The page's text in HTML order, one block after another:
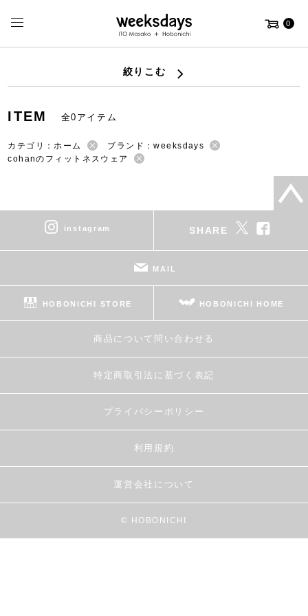
0
絞りこむ
ITEM 全0アイテム
カテゴリ：ホーム
ブランド：weeksdays
cohanのフィットネスウェア
instagram SHARE
MAIL
HOBONICHI STORE HOBONICHI HOME
商品について問い合わせる
特定商取引法に基づく表記
プライバシーポリシー
利用規約
運営会社について
© HOBONICHI